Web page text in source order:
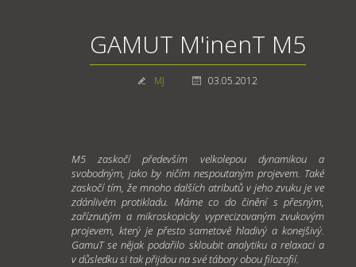
GAMUT M'inenT M5
MJ 03.05.2012
M5 zaskočí především velkolepou dynamikou a
svobodným, jako by ničím nespoutaným projevem. Také
zaskočí tím, že mnoho dalších atributů v jeho zvuku je ve
zdánlivém protikladu. Máme co do činění s přesným,
zaříznutým a mikroskopicky vyprecizovaným zvukovým
projevem, který je přesto sametově hladivý a konejšivý.
GamuT se nějak podařilo skloubit analytiku a relaxaci a
v důsledku si tak přijdou na své tábory obou filozofií.